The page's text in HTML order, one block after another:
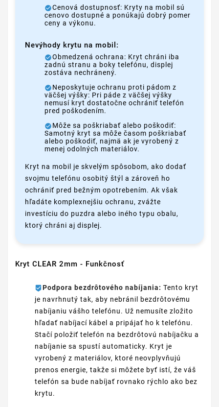
Cenová dostupnosť: Kryty na mobil sú
cenovo dostupné a ponúkajú dobrý pomer
ceny a výkonu.
Nevýhody krytu na mobil:
Obmedzená ochrana: Kryt chráni iba
zadnú stranu a boky telefónu, displej
zostáva nechránený.
Neposkytuje ochranu proti pádom z
väčšej výšky: Pri páde z väčšej výšky
nemusí kryt dostatočne ochrániť telefón
pred poškodením.
Môže sa poškriabať alebo poškodiť:
Samotný kryt sa môže časom poškriabať
alebo poškodiť, najmä ak je vyrobený z
menej odolných materiálov.
Kryt na mobil je skvelým spôsobom, ako dodať
svojmu telefónu osobitý štýl a zároveň ho
ochrániť pred bežným opotrebením. Ak však
hľadáte komplexnejšiu ochranu, zvážte
investíciu do puzdra alebo iného typu obalu,
ktorý chráni aj displej.
Kryt CLEAR 2mm - Funkčnosť
Podpora bezdrôtového nabíjania: Tento kryt
je navrhnutý tak, aby nebránil bezdrôtovému
nabíjaniu vášho telefónu. Už nemusíte zložito
hľadať nabíjací kábel a pripájať ho k telefónu.
Stačí položiť telefón na bezdrôtovú nabíjačku a
nabíjanie sa spustí automaticky. Kryt je
vyrobený z materiálov, ktoré neovplyvňujú
prenos energie, takže si môžete byť istí, že váš
telefón sa bude nabíjať rovnako rýchlo ako bez
krytu.